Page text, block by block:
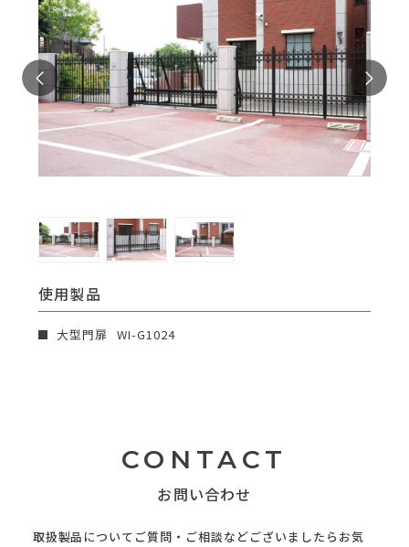
Previous
使用製品
大型門扉 WI-G1024
CONTACT
お問い合わせ
取扱製品についてご質問・ご相談などございましたらお気